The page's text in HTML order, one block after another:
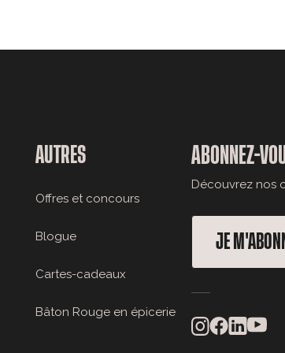
AUTRES
Offres et concours
Blogue
Cartes-cadeaux
Bâton Rouge en épicerie
ABONNEZ-
Découvrez nos
JE